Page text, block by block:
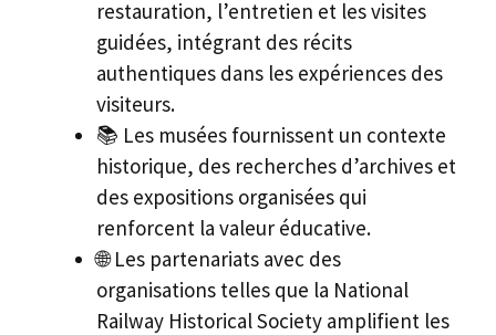
restauration, l’entretien et les visites
guidées, intégrant des récits
authentiques dans les expériences des
visiteurs.
📚 Les musées fournissent un contexte
historique, des recherches d’archives et
des expositions organisées qui
renforcent la valeur éducative.
🌐 Les partenariats avec des
organisations telles que la National
Railway Historical Society amplifient les